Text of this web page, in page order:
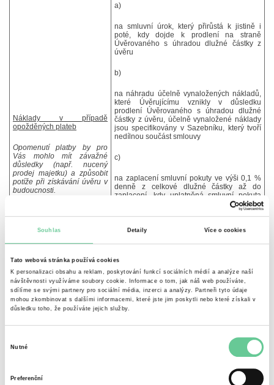
Souhlas Detaily Více o cookies
Tato webová stránka používá cookies
K personalizaci obsahu a reklam, poskytování funkcí sociálních médií a analýze naší
návštěvnosti využíváme soubory cookie. Informace o tom, jak náš web používáte,
sdílíme se svými partnery pro sociální média, inzerci a analýzy. Partneři tyto údaje
mohou zkombinovat s dalšími informacemi, které jste jim poskytli nebo které získali v
důsledku toho, že používáte jejich služby.
Nutné
Preferenční
Náklady v případě
opožděných plateb
Opomenutí platby by pro
Vás mohlo mít závažné
důsledky (např. nucený
prodej majetku) a způsobit
potíže při získávání úvěru v
budoucnosti.
a)
na smluvní úrok, který přirůstá k jistině i
poté, kdy dojde k prodlení na straně
Úvěrovaného s úhradou dlužné částky z
úvěru
b)
na náhradu účelně vynaložených nákladů,
které Úvěrujícímu vznikly v důsledku
prodlení Úvěrovaného s úhradou dlužné
částky z úvěru, účelně vynaložené náklady
jsou specifikovány v Sazebníku, který tvoří
nedílnou součást smlouvy
c)
na zaplacení smluvní pokuty ve výši 0,1 %
denně z celkové dlužné částky až do
zaplacení, kdy uplatněná smluvní pokuta
však nesmí přesáhnout shora uvedený limit
0,1 % z částky, ohledně níž je Úvěrovaný v
písm. c) se neuplatní na souhrn smluvních
stane v důsledku prodlení Úvěrovaného
kalendářním roce, v němž nebo v jehož
části byl Úvěrovaný v prodlení s plněním
povinnosti peněžité povahy, nižší než
3.000,- Kč a pokud výše smluvních pokut
zahrnutých v tomto souhrnu uplatní ve
vztahu prodlení s každou jednotlivou
výše všech uplatněných pokut, které náleží
4. Další důležité právní aspekty